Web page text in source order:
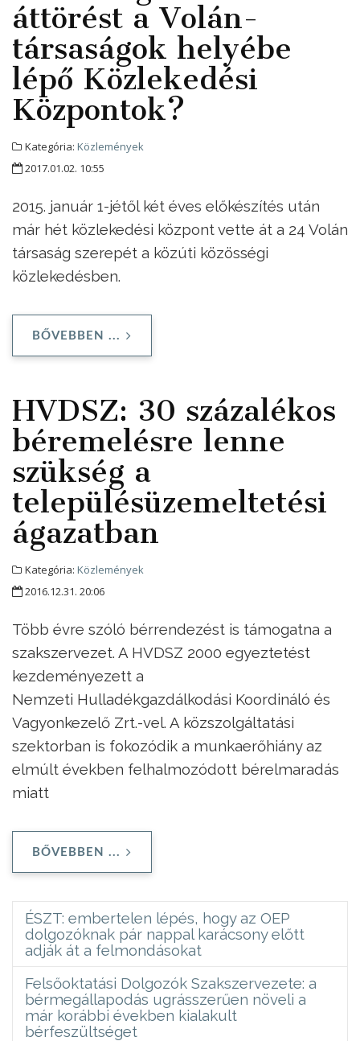
áttörést a Volán-
társaságok helyébe
lépő Közlekedési
Központok?
Kategória: Közlemények
2017.01.02. 10:55
2015. január 1-jétől két éves előkészítés után
már hét közlekedési központ vette át a 24 Volán
társaság szerepét a közúti közösségi
közlekedésben.
BŐVEBBEN ...
HVDSZ: 30 százalékos
béremelésre lenne
szükség a
településüzemeltetési
ágazatban
Kategória: Közlemények
2016.12.31. 20:06
Több évre szóló bérrendezést is támogatna a
szakszervezet. A HVDSZ 2000 egyeztetést
kezdeményezett a
Nemzeti Hulladékgazdálkodási Koordináló és
Vagyonkezelő Zrt.-vel. A közszolgáltatási
szektorban is fokozódik a munkaerőhiány az
elmúlt években felhalmozódott bérelmaradás
miatt
BŐVEBBEN ...
ÉSZT: embertelen lépés, hogy az OEP
dolgozóknak pár nappal karácsony előtt
adják át a felmondásokat
Felsőoktatási Dolgozók Szakszervezete: a
bérmegállapodás ugrásszerűen növeli a
már korábbi években kialakult
bérfeszültséget